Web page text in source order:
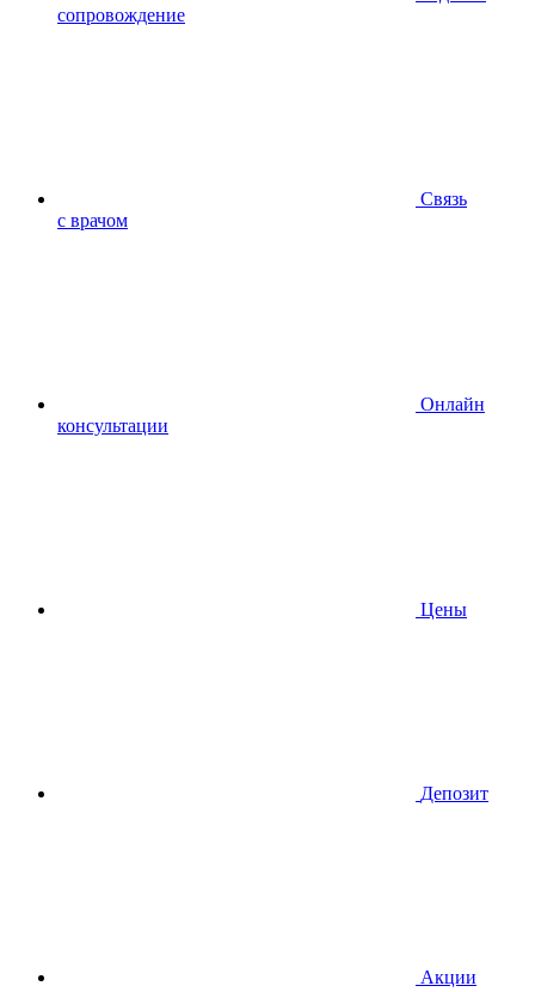
сопровождение
Связь
с врачом
Онлайн
консультации
Цены
Депозит
Акции